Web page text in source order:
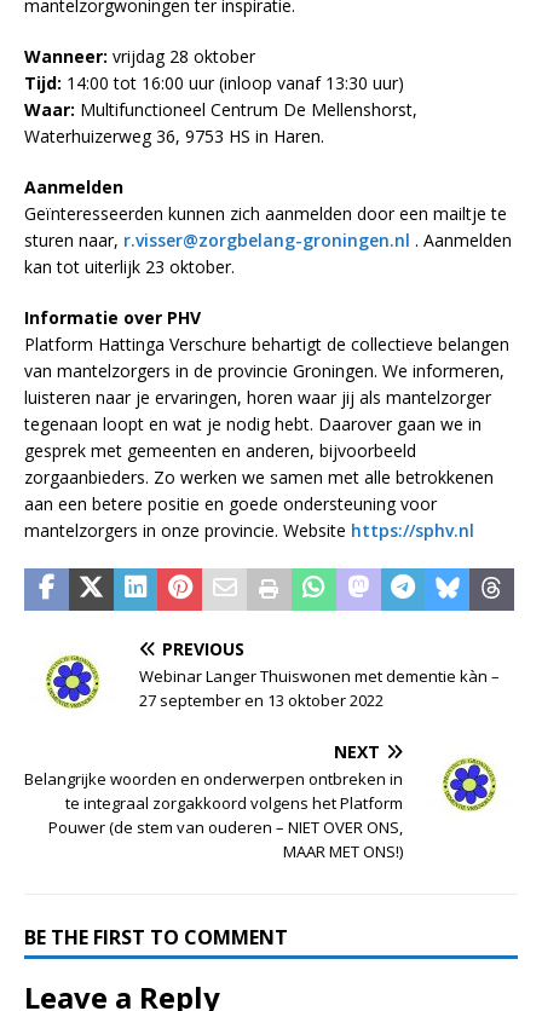
mantelzorgwoningen ter inspiratie.
Wanneer: vrijdag 28 oktober
Tijd: 14:00 tot 16:00 uur (inloop vanaf 13:30 uur)
Waar: Multifunctioneel Centrum De Mellenshorst,
Waterhuizerweg 36, 9753 HS in Haren.
Aanmelden
Geïnteresseerden kunnen zich aanmelden door een mailtje te
sturen naar, r.visser@zorgbelang-groningen.nl . Aanmelden
kan tot uiterlijk 23 oktober.
Informatie over PHV
Platform Hattinga Verschure behartigt de collectieve belangen
van mantelzorgers in de provincie Groningen. We informeren,
luisteren naar je ervaringen, horen waar jij als mantelzorger
tegenaan loopt en wat je nodig hebt. Daarover gaan we in
gesprek met gemeenten en anderen, bijvoorbeeld
zorgaanbieders. Zo werken we samen met alle betrokkenen
aan een betere positie en goede ondersteuning voor
mantelzorgers in onze provincie. Website https://sphv.nl
PREVIOUS
Webinar Langer Thuiswonen met dementie kàn –
27 september en 13 oktober 2022
NEXT
Belangrijke woorden en onderwerpen ontbreken in
te integraal zorgakkoord volgens het Platform
Pouwer (de stem van ouderen – NIET OVER ONS,
MAAR MET ONS!)
BE THE FIRST TO COMMENT
Leave a Reply